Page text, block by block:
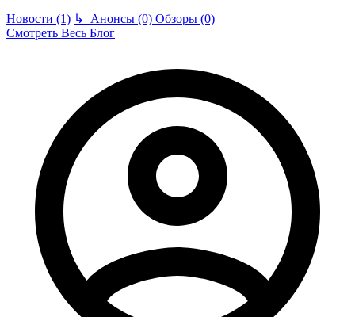
Новости (1) ↳ Анонсы (0) Обзоры (0)
Смотреть Весь Блог